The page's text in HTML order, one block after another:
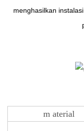
menghasilkan
material